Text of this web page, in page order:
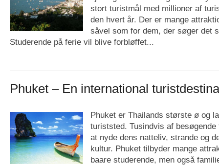
stort turistmål med millioner af
den hvert år. Der er mange
såvel som for dem, der søger det
Studerende på ferie vil blive forbløffet...
Phuket – En international
Phuket er Thailands største ø og
turiststed. Tusindvis af
at nyde dens natteliv, strande og
kultur. Phuket tilbyder mange
baare studerende, men også